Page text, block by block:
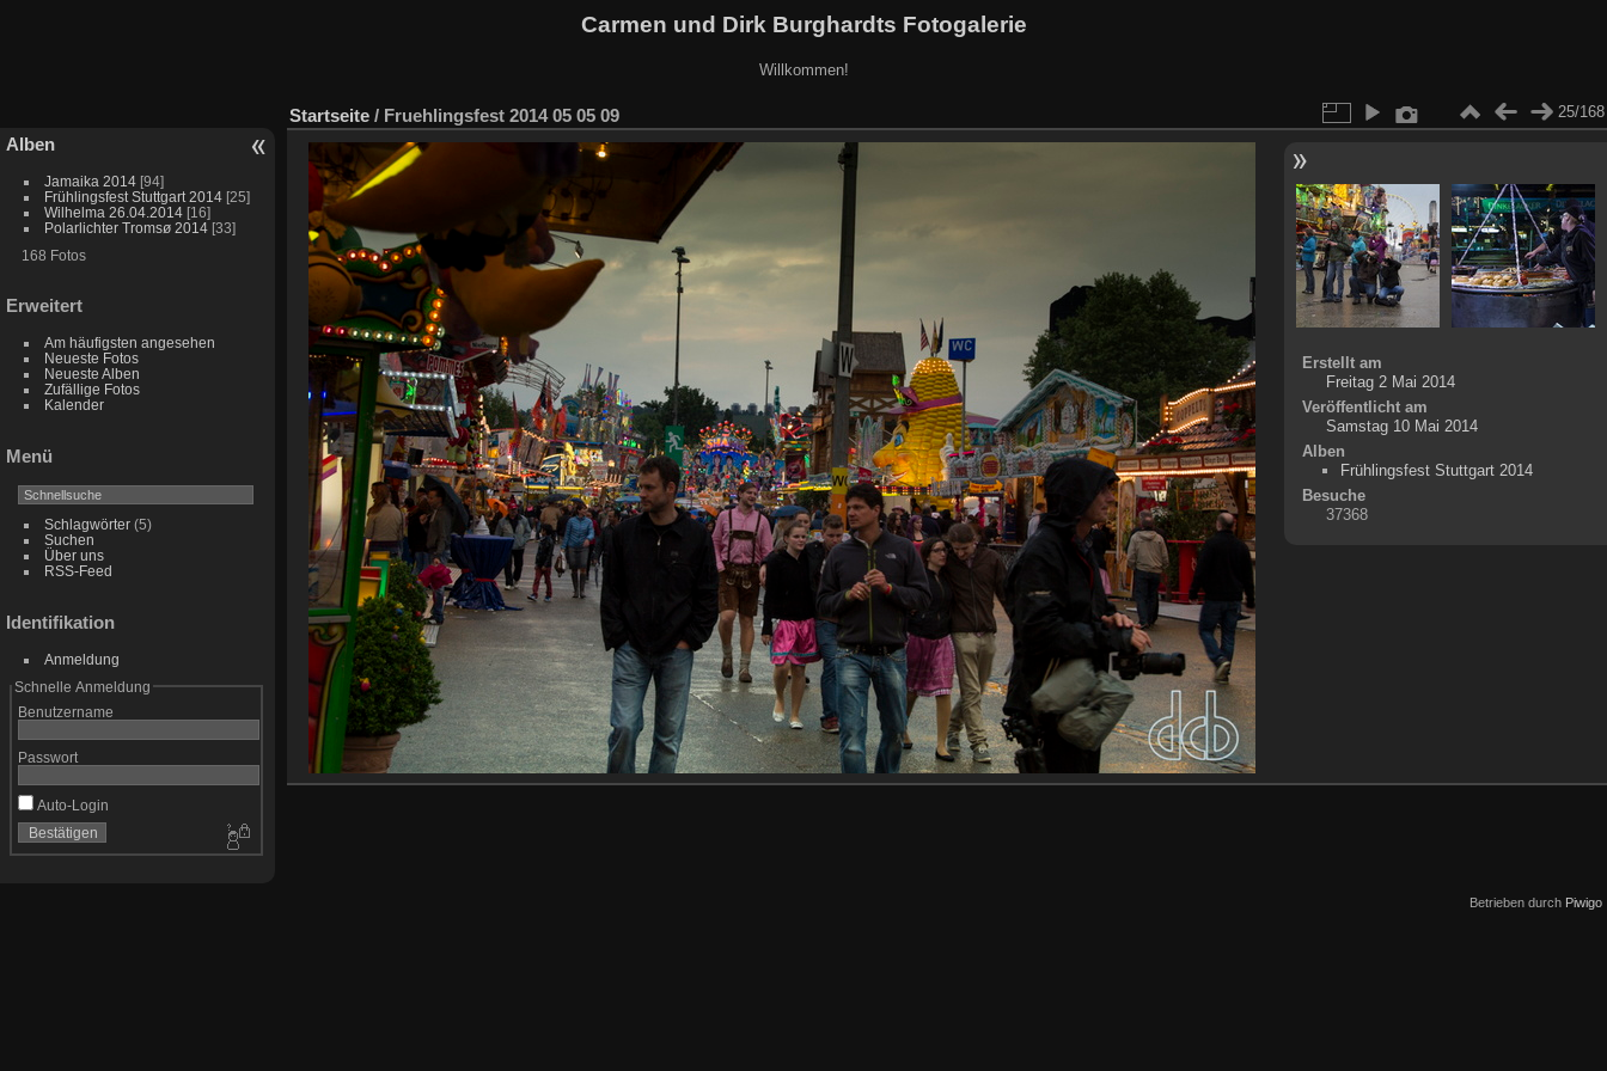
Carmen und Dirk Burghardts Fotogalerie
Willkommen!
Alben
Jamaika 2014 [94]
Frühlingsfest Stuttgart 2014 [25]
Wilhelma 26.04.2014 [16]
Polarlichter Tromsø 2014 [33]
168 Fotos
Erweitert
Am häufigsten angesehen
Neueste Fotos
Neueste Alben
Zufällige Fotos
Kalender
Menü
Schlagwörter(5)
Suchen
Über uns
RSS-Feed
Identifikation
Anmeldung
Schnelle Anmeldung
Benutzername
Passwort
Auto-Login
Startseite / Fruehlingsfest 2014 05 05 09 25/168
Erstellt am
Freitag 2 Mai 2014
Veröffentlicht am
Samstag 10 Mai 2014
Alben
Frühlingsfest Stuttgart 2014
Besuche
37368
Betrieben durch Piwigo